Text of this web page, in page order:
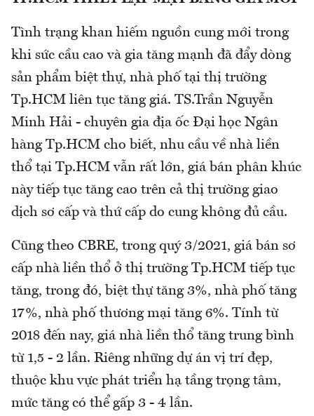
Tình trạng khan hiếm nguồn cung mới trong
khi sức cầu cao và gia tăng mạnh đã đẩy dòng
sản phẩm biệt thự, nhà phố tại thị trường
Tp.HCM liên tục tăng giá. TS.Trần Nguyễn
Minh Hải - chuyên gia địa ốc Đại học Ngân
hàng Tp.HCM cho biết, nhu cầu về nhà liền
thổ tại Tp.HCM vẫn rất lớn, giá bán phân khúc
này tiếp tục tăng cao trên cả thị trường giao
dịch sơ cấp và thứ cấp do cung không đủ cầu.
Cũng theo CBRE, trong quý 3/2021, giá bán sơ
cấp nhà liền thổ ở thị trường Tp.HCM tiếp tục
tăng, trong đó, biệt thự tăng 3%, nhà phố tăng
17%, nhà phố thương mại tăng 6%. Tính từ
2018 đến nay, giá nhà liền thổ tăng trung bình
từ 1,5 - 2 lần. Riêng những dự án vị trí đẹp,
thuộc khu vực phát triển hạ tầng trọng tâm,
mức tăng có thể gấp 3 - 4 lần.